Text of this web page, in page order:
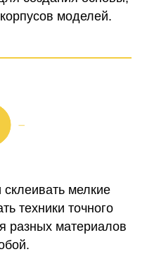
моделей.
склеивать мелкие
техники точного
разных материалов